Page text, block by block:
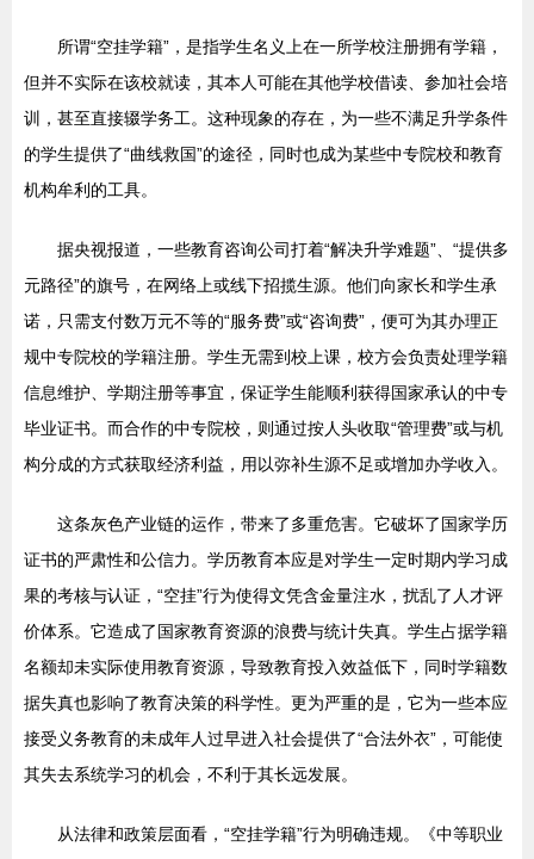
所谓“空挂学籍”，是指学生名义上在一所学校注册拥有学籍，
但并不实际在该校就读，其本人可能在其他学校借读、参加社会培
训，甚至直接辍学务工。这种现象的存在，为一些不满足升学条件
的学生提供了“曲线救国”的途径，同时也成为某些中专院校和教育
机构牟利的工具。
据央视报道，一些教育咨询公司打着“解决升学难题”、“提供多
元路径”的旗号，在网络上或线下招揽生源。他们向家长和学生承
诺，只需支付数万元不等的“服务费”或“咨询费”，便可为其办理正
规中专院校的学籍注册。学生无需到校上课，校方会负责处理学籍
信息维护、学期注册等事宜，保证学生能顺利获得国家承认的中专
毕业证书。而合作的中专院校，则通过按人头收取“管理费”或与机
构分成的方式获取经济利益，用以弥补生源不足或增加办学收入。
这条灰色产业链的运作，带来了多重危害。它破坏了国家学历
证书的严肃性和公信力。学历教育本应是对学生一定时期内学习成
果的考核与认证，“空挂”行为使得文凭含金量注水，扰乱了人才评
价体系。它造成了国家教育资源的浪费与统计失真。学生占据学籍
名额却未实际使用教育资源，导致教育投入效益低下，同时学籍数
据失真也影响了教育决策的科学性。更为严重的是，它为一些本应
接受义务教育的未成年人过早进入社会提供了“合法外衣”，可能使
其失去系统学习的机会，不利于其长远发展。
从法律和政策层面看，“空挂学籍”行为明确违规。《中等职业